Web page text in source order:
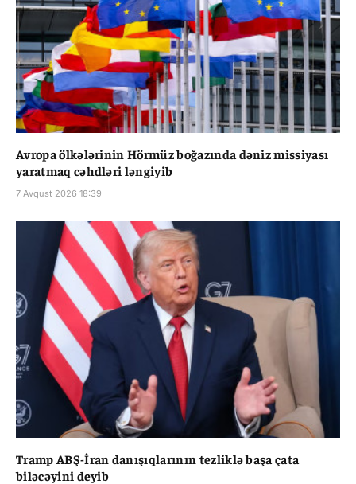
Avropa ölkələrinin Hörmüz boğazında dəniz missiyası
yaratmaq cəhdləri ləngiyib
7 Avqust 2026 18:39
Tramp ABŞ-İran danışıqlarının tezliklə başa çata
biləcəyini deyib